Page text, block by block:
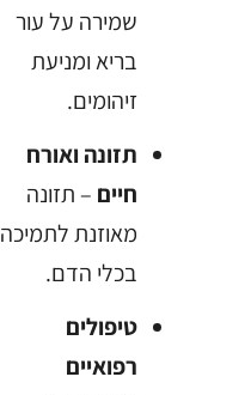
שמירה על עור
בריא ומניעת
זיהומים.
תזונה ואורח
חיים – תזונה
מאוזנת לתמיכה
בכלי הדם.
טיפולים
רפואיים